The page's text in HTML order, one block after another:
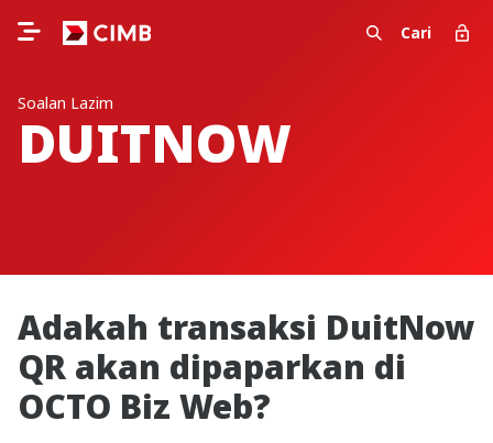
Cari
Soalan Lazim
DUITNOW
Adakah transaksi DuitNow
QR akan dipaparkan di
OCTO Biz Web?